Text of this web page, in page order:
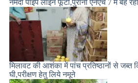
नर्मदा पाइप लाइन फूटी,पुरानी एनएच 7 में बह रहा
मिलावट की आशंका में पांच प्रतिष्ठानों से जब्त
घी,परीक्षण हेतु लिये नमूने